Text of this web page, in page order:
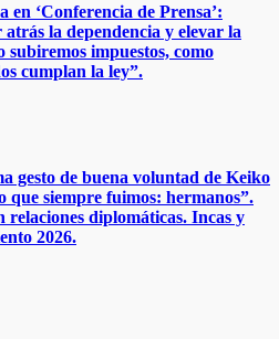
‘Conferencia de Prensa’:
la dependencia y elevar la
impuestos, como
cumplan la ley”.
gesto de buena voluntad de Keiko
que siempre fuimos: hermanos”.
relaciones diplomáticas. Incas y
2026.​